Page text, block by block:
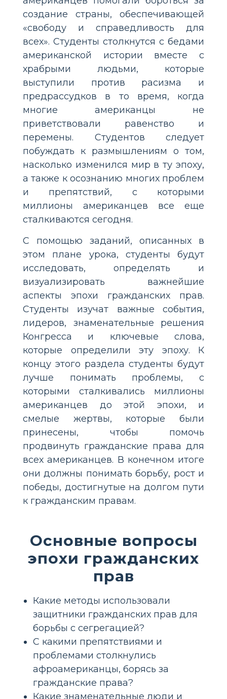
создание страны, обеспечивающей
«свободу и справедливость для
всех». Студенты столкнутся с бедами
американской истории вместе с
храбрыми людьми, которые
выступили против расизма и
предрассудков в то время, когда
многие американцы не
приветствовали равенство и
перемены. Студентов следует
побуждать к размышлениям о том,
насколько изменился мир в ту эпоху,
а также к осознанию многих проблем
и препятствий, с которыми
миллионы американцев все еще
сталкиваются сегодня.
С помощью заданий, описанных в
этом плане урока, студенты будут
исследовать, определять и
визуализировать важнейшие
аспекты эпохи гражданских прав.
Студенты изучат важные события,
лидеров, знаменательные решения
Конгресса и ключевые слова,
которые определили эту эпоху. К
концу этого раздела студенты будут
лучше понимать проблемы, с
которыми сталкивались миллионы
американцев до этой эпохи, и
смелые жертвы, которые были
принесены, чтобы помочь
продвинуть гражданские права для
всех американцев. В конечном итоге
они должны понимать борьбу, рост и
победы, достигнутые на долгом пути
к гражданским правам.
Основные вопросы
эпохи гражданских
прав
Какие методы использовали
защитники гражданских прав для
борьбы с сегрегацией?
С какими препятствиями и
проблемами столкнулись
афроамериканцы, борясь за
гражданские права?
Какие знаменательные люди и